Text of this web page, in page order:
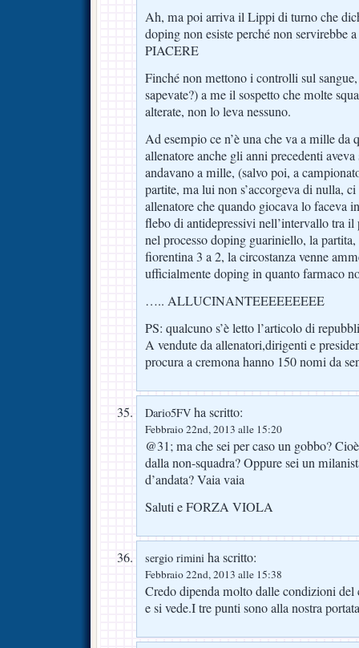
Ah, ma poi arriva il Lippi di turno che
doping non esiste perché non
PIACERE
Finché non mettono i controlli sul
sapevate?) a me il sospetto che molte
alterate, non lo leva nessuno.
Ad esempio ce n’è una che va a mille da
allenatore anche gli anni precedenti
andavano a mille, (salvo poi, a
partite, ma lui non s’accorgeva di nulla,
allenatore che quando giocava lo faceva
flebo di antidepressivi nell’intervallo tra
nel processo doping guariniello, la
fiorentina 3 a 2, la circostanza venne
ufficialmente doping in quanto farmaco
….. ALLUCINANTEEEEEEEEE
PS: qualcuno s’è letto l’articolo di
A vendute da allenatori,dirigenti e
procura a cremona hanno 150 nomi da
Dario5FV ha scritto:
Febbraio 22nd, 2013 alle 15:20
@31; ma che sei per caso un gobbo?
dalla non-squadra? Oppure sei un
d’andata? Vaia vaia
Saluti e FORZA VIOLA
sergio rimini ha scritto:
Febbraio 22nd, 2013 alle 15:38
Credo dipenda molto dalle condizioni
e si vede.I tre punti sono alla nostra